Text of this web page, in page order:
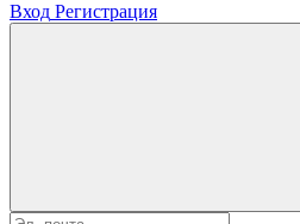
Вход Регистрация